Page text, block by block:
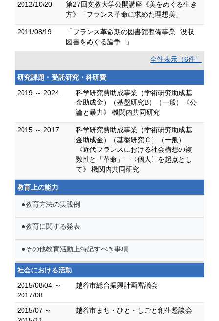
2012/10/20
第27回文教大学公開講座《美をめぐる生き
方》「フランス革命に求めた理想美」
2011/08/19
「フランス革命期の図書館整備事業─没収
図書をめぐる論争─」
全件表示（6件）
研究課題・受託研究・科研費
2019 ～ 2024
科学研究費助成事業（学術研究助成基
金助成金）（基盤研究B）（一般）《公
論と暴力》 機関内共同研究
2015 ～ 2017
科学研究費助成事業（学術研究助成基
金助成金）（基盤研究Ｃ）（一般）
《近代フランスにおける社会構想の複
数性と「革命」―〈個人〉を起点とし
て》 機関内共同研究
教育上の能力
●教育方法の実践例
●教育に関する発表
●その他教育活動上特記すべき事項
社会における活動
2015/08/04 ～
2017/08
越谷市総合振興計画審議会
2015/07 ～
越谷市まち・ひと・しごと創生懇談会